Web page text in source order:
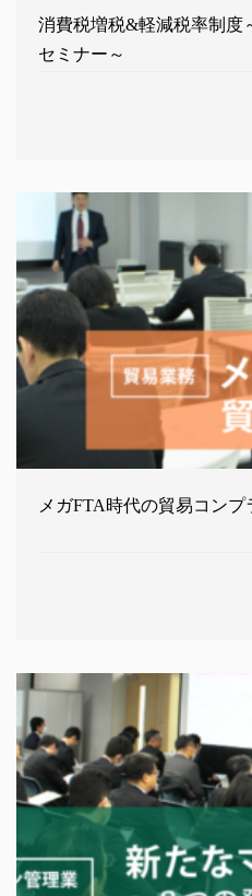
消費税増税&軽減税率制度
セミナー～
メガFTA時代の貿易コンプ